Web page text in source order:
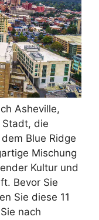
Asheville,
Stadt, die
Blue Ridge
Mischung
Kultur und
Bevor Sie
Sie diese 11
nach